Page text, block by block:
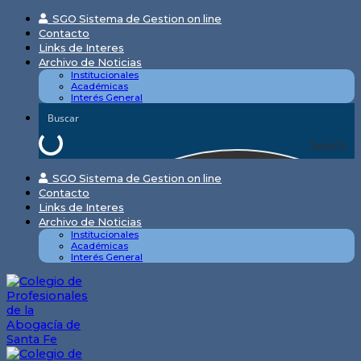
Skip
content
SGO Sistema de Gestion on line
Contacto
Links de Interes
Archivo de Noticias
Institucionales
Académicas
Interés General
Search
SGO Sistema de Gestion on line
Contacto
Links de Interes
Archivo de Noticias
Institucionales
Académicas
Interés General